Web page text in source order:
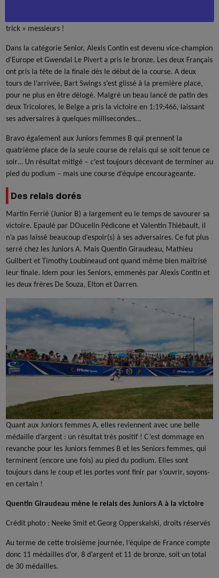
trick » messieurs !
Dans la catégorie Senior, Alexis Contin est devenu vice-champion
d’Europe et Gwendal Le Pivert a pris le bronze. Les deux Français
ont pris la tête de la finale dès le début de la course. A deux
tours de l’arrivée, Bart Swings s’est glissé à la première place,
pour ne plus en être délogé. Malgré un beau lancé de patin des
deux Tricolores, le Belge a pris la victoire en 1:19:466, laissant
ses adversaires à quelques millisecondes…
Bravo également aux Juniors femmes B qui prennent la
quatrième place de la seule course de relais qui se soit tenue ce
soir… Un résultat mitigé – c’est toujours décevant de terminer au
pied du podium – mais une course d’équipe encourageante.
Des relais dorés
Martin Ferrié (Junior B) a largement eu le temps de savourer sa
victoire. Epaulé par DOucelin Pédicone et Valentin Thiébault, il
n’a pas laissé beaucoup d’espoir(s) à ses adversaires. Ce fut plus
serré chez les Juniors A. Mais Quentin Giraudeau, Mathieu
Guilbert et Timothy Loubineaud ont quand même bien maîtrisé
leur finale. Idem pour les Seniors, emmenés par Alexis Contin et
les deux frères De Souza, Elton et Darren.
Quant aux Juniors femmes A, elles reviennent avec une belle
médaille d’argent : un résultat très positif ! C’est dommage en
revanche pour les Juniors femmes B et les Seniors femmes, qui
terminent (encore une fois) au pied du podium. Elles sont
toujours dans le coup et les portes vont finir par s’ouvrir, soyons-
en certain !
Quentin Giraudeau mène le relais des Juniors A à la victoire
Crédit photo : Neeke Smit et Georg Opperskalski, droits réservés
Au terme de cette troisième journée, l’équipe de France compte
donc 11 médailles d’or, 8 d’argent et 11 de bronze, soit un total
de 30 médailles.